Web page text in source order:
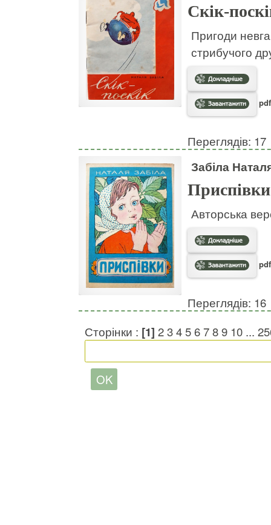
Скік-
Пригоди
стрибучого
Переглядів: 17
Забіла
Приспівки
Авторська
Переглядів: 16
Сторінки : [1] 23456789 10 ...